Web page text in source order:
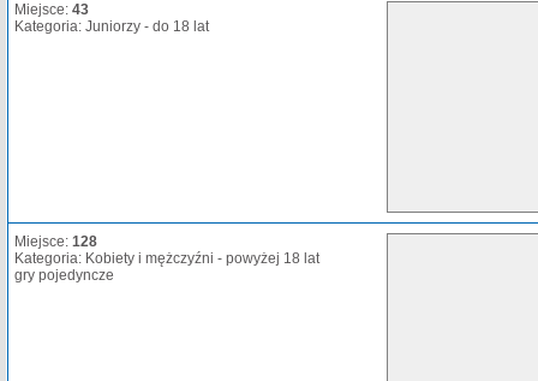
Miejsce: 43
Kategoria: Juniorzy - do 18 lat
Miejsce: 128
Kategoria: Kobiety i mężczyźni - powyżej 18 lat
gry pojedyncze